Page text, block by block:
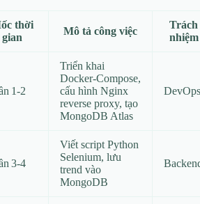
thời
gian
Mô tả công việc
Trách
nhiệm
1‑2
Triển khai
Docker‑Compose,
cấu hình Nginx
reverse proxy, tạo
MongoDB Atlas
DevOps
3‑4
Viết script Python
Selenium, lưu
trend vào
MongoDB